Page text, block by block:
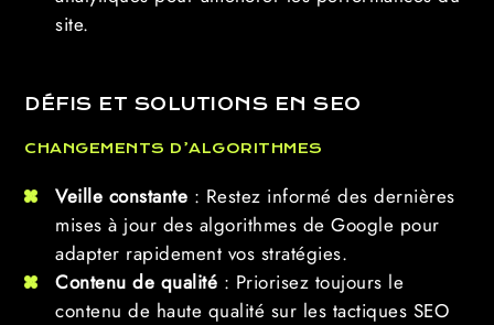
site.
DÉFIS ET SOLUTIONS EN SEO
CHANGEMENTS D’ALGORITHMES
Veille constante : Restez informé des dernières
mises à jour des algorithmes de Google pour
adapter rapidement vos stratégies.
Contenu de qualité : Priorisez toujours le
contenu de haute qualité sur les tactiques SEO